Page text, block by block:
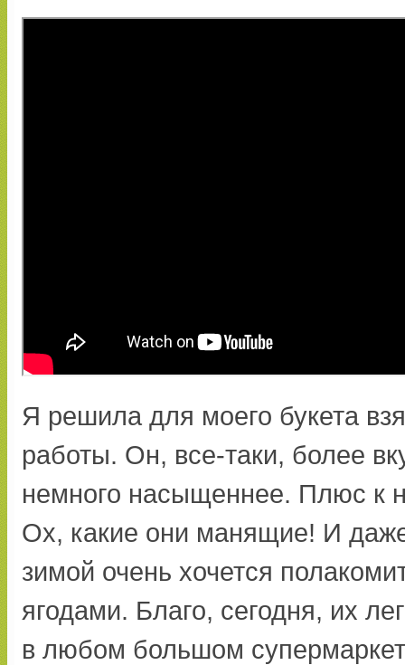
Я решила для моего букета
работы. Он, все-таки, более
немного насыщеннее. Плюс к
Ох, какие они манящие! И
зимой очень хочется
ягодами. Благо, сегодня, их
в любом большом